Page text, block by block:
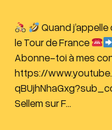
Quand
le Tour de France
Abonne-toi à mes
https://
Sellem sur F…